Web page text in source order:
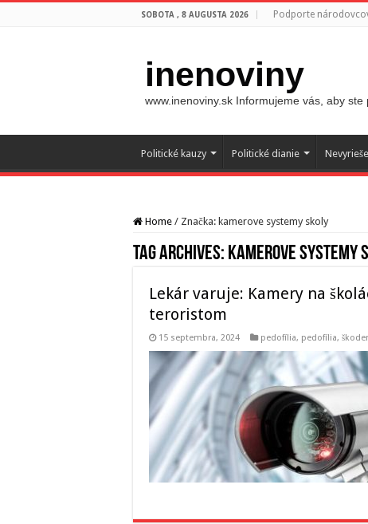
SOBOTA , 8 AUGUSTA 2026 Podporte
inenoviny
www.inenoviny.sk Informujeme vás, aby
Politické kauzy Politické dianie
Home / Značka: kamerove systemy skoly
Tag Archives: kamerove systemy
Lekár varuje: Kamery na
teroristom
15 septembra, 2024 pedofília, pedofília,